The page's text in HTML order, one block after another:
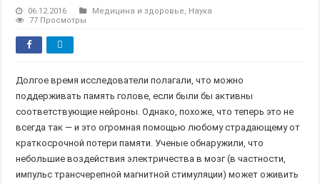
06.12.2016 Медицина и здоровье, Наука
77 Просмотры
Долгое время исследователи полагали, что можно
поддерживать память голове, если были бы активны
соответствующие нейроны. Однако, похоже, что теперь это не
всегда так — и это огромная помощью любому страдающему от
краткосрочной потери памяти. Ученые обнаружили, что
небольшие воздействия электричества в мозг (в частности,
импульс трансчерепной магнитной стимуляции) может оживить